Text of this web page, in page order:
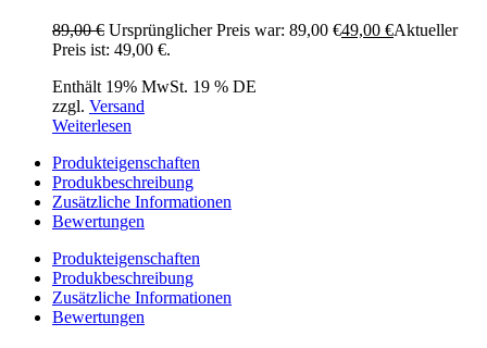
89,00€ Ursprünglicher Preis war: 89,00 €49,00 €Aktueller
Preis ist: 49,00 €.
Enthält 19% MwSt. 19 % DE
zzgl. Versand
Weiterlesen
Produkteigenschaften
Produkbeschreibung
Zusätzliche Informationen
Bewertungen
Produkteigenschaften
Produkbeschreibung
Zusätzliche Informationen
Bewertungen